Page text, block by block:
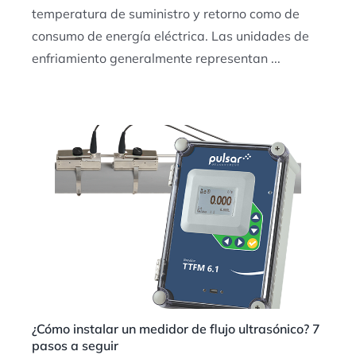
temperatura de suministro y retorno como de
consumo de energía eléctrica. Las unidades de
enfriamiento generalmente representan ...
¿Cómo instalar un medidor de flujo ultrasónico? 7
pasos a seguir